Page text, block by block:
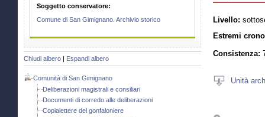
Soggetto conservatore:
Comune di San Gimignano. Archivio storico
Chiudi albero Espandi albero
Comunità di San Gimignano
Deliberazioni magistrali e consiliari
Documenti di corredo alle deliberazioni
Copialettere del gonfaloniere
Livello:
Estremi
Consistenza:
Unità